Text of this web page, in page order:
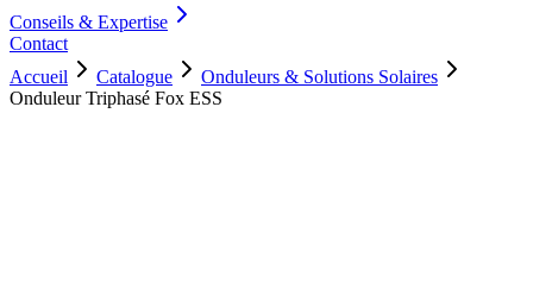
Conseils & Expertise
Contact
Accueil
Catalogue
Onduleurs & Solutions Solaires
Onduleur Triphasé Fox ESS